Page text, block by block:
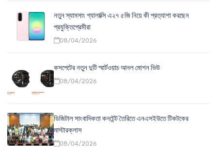
নতুন স্যামসাং গ্যালাক্সি এ২৭ ৫জি নিয়ে কী প্রত্যাশা করছেন
প্রযুক্তিপ্রেমীরা
08/04/2026
কসপেটের নতুন দুটি স্মার্টওয়াচ আনল মোশন ভিউ
08/04/2026
ডিজিটাল সাংবাদিকতা কনটেন্ট তৈরিতে এনএসইউতে টিকটকের
মাস্টারক্লাস
08/04/2026